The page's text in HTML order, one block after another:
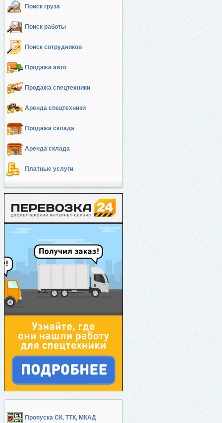
Поиск груза
Поиск работы
Поиск сотрудников
Продажа авто
Продажа спецтехники
Аренда спецтехники
Продажа склада
Аренда склада
Платные услуги
Пропуска СК, ТТК, МКАД